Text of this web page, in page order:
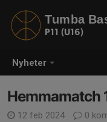
Nyheter
Tumba
P11 (U16)
Hemmamatch
12 feb 2024 0